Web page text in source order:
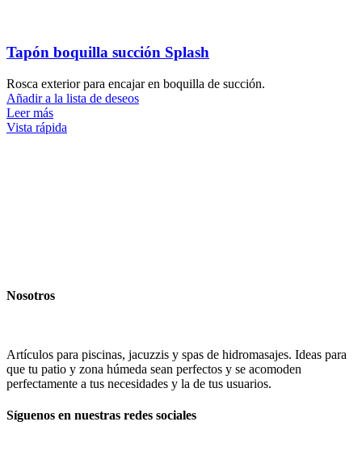
Tapón boquilla succión Splash
Rosca exterior para encajar en boquilla de succión.
Añadir a la lista de deseos
Leer más
Vista rápida
Nosotros
Artículos para piscinas, jacuzzis y spas de hidromasajes. Ideas para
que tu patio y zona húmeda sean perfectos y se acomoden
perfectamente a tus necesidades y la de tus usuarios.
Síguenos en nuestras redes sociales